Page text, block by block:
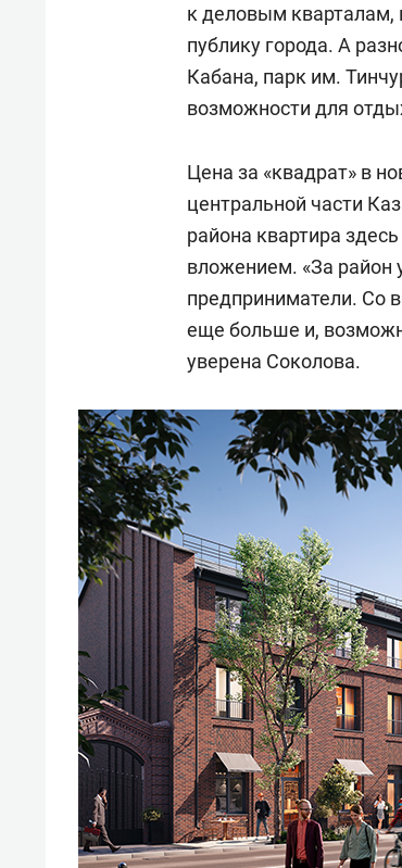
к деловым кварталам,
публику города. А
Кабана, парк им.
возможности для
Цена за «квадрат» в
центральной части
района квартира
вложением. «За район
предприниматели. Со
еще больше и,
уверена Соколова.